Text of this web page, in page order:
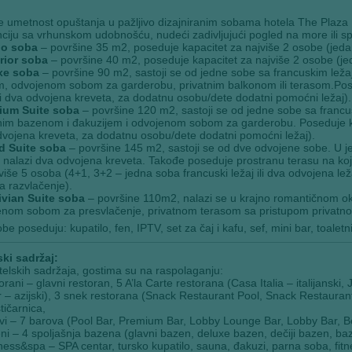
umetnost opuštanja u pažljivo dizajniranim sobama hotela The
sa vrhunskom udobnošću, nudeći zadivljujući pogled na more ili
soba – površine 35 m2, poseduje kapacitet za najviše 2 osobe
soba – površine 40 m2, poseduje kapacitet za najviše 2 osobe
soba – površine 90 m2, sastoji se od jedne sobe sa francuskim
odvojenom sobom za garderobu, privatnim balkonom ili
dva odvojena kreveta, za dodatnu osobu/dete dodatni pomoćni ležaj).
Suite soba – površine 120 m2, sastoji se od jedne sobe sa
bazenom i đakuzijem i odvojenom sobom za garderobu.
kreveta, za dodatnu osobu/dete dodatni pomoćni ležaj).
Suite soba – površine 145 m2, sastoji se od dve odvojene sobe. U
dva odvojena kreveta. Takođe poseduje prostranu terasu na
5 osoba (4+1, 3+2 – jedna soba francuski ležaj ili dva odvojena
razvlačenje).
Suite soba – površine 110m2, nalazi se u krajno romantičnom
sobom za presvlačenje, privatnom terasom sa pristupom
poseduju: kupatilo, fen, IPTV, set za čaj i kafu, sef, mini bar,
sadržaj:
sadržaja, gostima su na raspolaganju:
– glavni restoran, 5 A’la Carte restorana (Casa Italia –
– azijski), 3 snek restorana (Snack Restaurant Pool, Snack
– 7 barova (Pool Bar, Premium Bar, Lobby Lounge Bar, Lobby Bar,
– 4 spoljašnja bazena (glavni bazen, deluxe bazen, dečiji bazen,
– SPA centar, tursko kupatilo, sauna, đakuzi, parna soba,